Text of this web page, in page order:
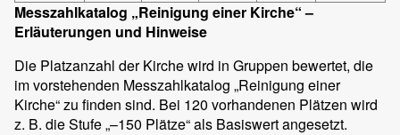
Messzahlkatalog „Reinigung einer Kirche“ –
Erläuterungen und Hinweise
Die Platzanzahl der Kirche wird in Gruppen bewertet, die
im vorstehenden Messzahlkatalog „Reinigung einer
Kirche“ zu finden sind. Bei 120 vorhandenen Plätzen wird
z. B. die Stufe „–150 Plätze“ als Basiswert angesetzt.